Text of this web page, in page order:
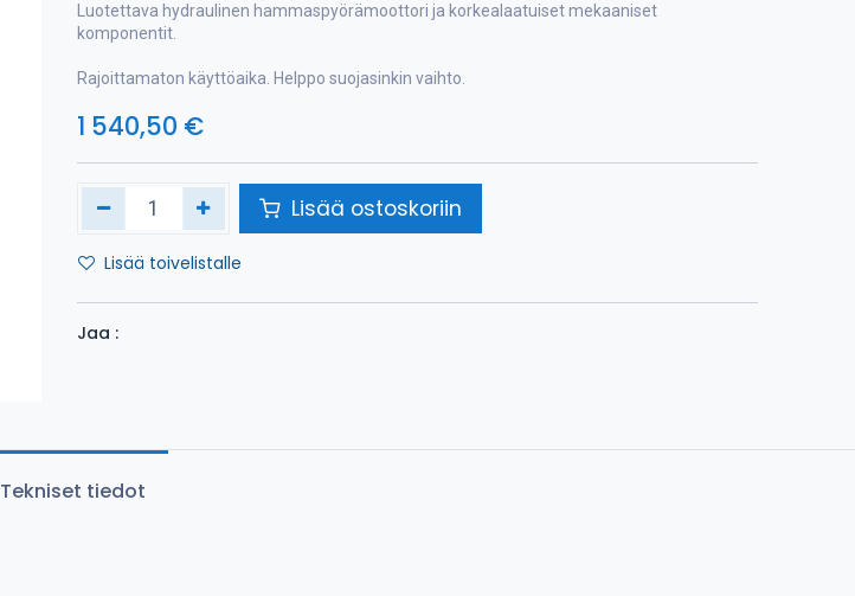
Luotettava hydraulinen hammaspyörämoottori ja korkealaatuiset mekaaniset
komponentit.
Rajoittamaton käyttöaika. Helppo suojasinkin vaihto.
1 540,50 €
Lisää ostoskoriin
Lisää toivelistalle
Jaa :
Tekniset tiedot